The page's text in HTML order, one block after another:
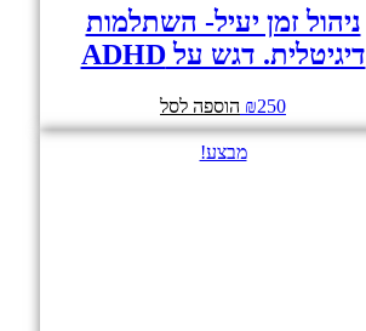
ניהול זמן יעיל- השתלמות
דיגיטלית. דגש על ADHD
₪250 הוספה לסל
מבצע!